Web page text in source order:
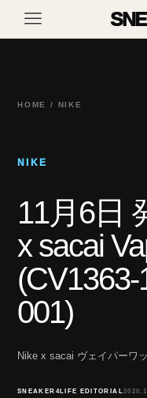
HOME / NIKE
NIKE
11月6日
x sacai
001)
Nike x sacai ヴェイパーワ
SNEAKER4LIFE EDITORIAL